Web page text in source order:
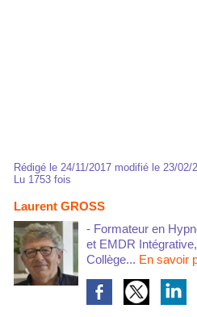
Rédigé le 24/11/2017 modifié le 23/02/
Lu 1753 fois
Laurent GROSS
- Formateur en
et EMDR
Collège... En savoir